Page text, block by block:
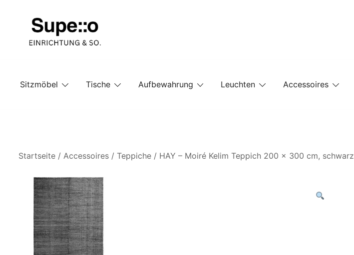
Sitzmöbel
Tische Aufbewahrung Leuchten Accessoires
Startseite / Accessoires / Teppiche / HAY – Moiré Kelim Teppich 200 x 300 cm, schwarz